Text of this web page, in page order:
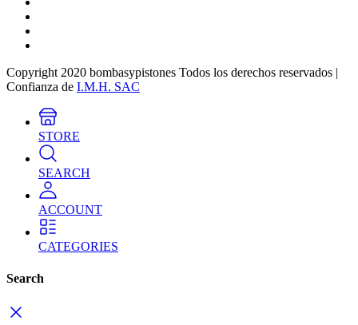
Copyright 2020 bombasypistones Todos los derechos reservados |
Confianza de I.M.H. SAC
STORE
SEARCH
ACCOUNT
CATEGORIES
Search